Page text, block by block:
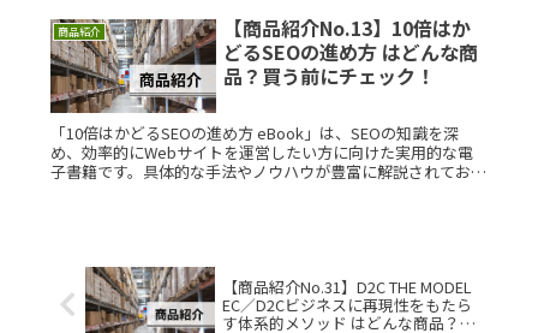
商品紹介
【商品紹介No.13】10倍はか
どるSEOの進め方 はどんな商
品？買う前にチェック！
「10倍はかどるSEOの進め方 eBook」は、SEOの知識を深
め、効率的にWebサイトを運営したい方に向けた実用的な電
子書籍です。具体的な手法やノウハウが豊富に解説されてお
【商品紹介No.31】D2C THE MODEL
EC／D2Cビジネスに再現性をもたら
す体系的メソッド はどんな商品？買